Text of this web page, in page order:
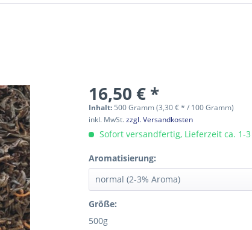
16,50 € *
Inhalt: 500 Gramm (3,30 € * / 100 Gramm)
inkl. MwSt.zzgl. Versandkosten
Sofort versandfertig, Lieferzeit ca. 1-
Aromatisierung:
Größe:
500g